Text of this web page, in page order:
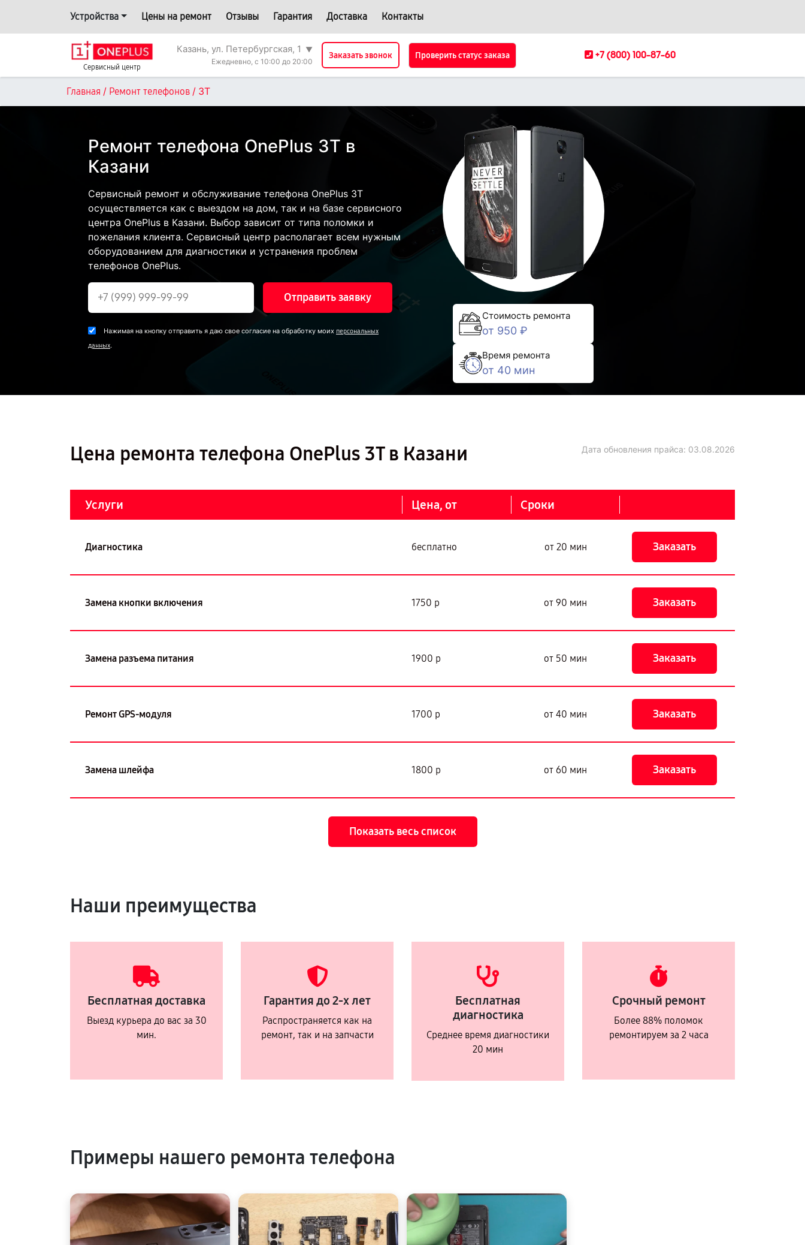
Устройства Цены на ремонт Отзывы Гарантия Доставка Контакты
Сервисный центр
Казань, ул. Петербургская, 1
▼
Ежедневно, с 10:00 до 20:00
Заказать звонок Проверить статус заказа +7 (800) 100-87-60
Главная / Ремонт телефонов / 3T
Ремонт телефона OnePlus 3T в
Казани
Сервисный ремонт и обслуживание телефона OnePlus 3T
осуществляется как с выездом на дом, так и на базе сервисного
центра OnePlus в Казани. Выбор зависит от типа поломки и
пожелания клиента. Сервисный центр располагает всем нужным
оборудованием для диагностики и устранения проблем
телефонов OnePlus.
Отправить заявку
Нажимая на кнопку отправить я даю свое согласие на обработку моих персональных
данных.
Стоимость ремонта
от 950 ₽
Время ремонта
от 40 мин
Цена ремонта телефона OnePlus 3T в Казани Дата обновления прайса: 03.08.2026
Услуги Цена, от Сроки
Диагностика бесплатно от 20 мин Заказать
Замена кнопки включения 1750 р от 90 мин Заказать
Замена разъема питания 1900 р от 50 мин Заказать
Ремонт GPS-модуля 1700 р от 40 мин Заказать
Замена шлейфа 1800 р от 60 мин Заказать
Показать весь список
Наши преимущества
Бесплатная доставка
Выезд курьера до вас за 30
мин.
Гарантия до 2-х лет
Распространяется как на
ремонт, так и на запчасти
Бесплатная
диагностика
Среднее время диагностики
20 мин
Срочный ремонт
Более 88% поломок
ремонтируем за 2 часа
Примеры нашего ремонта телефона